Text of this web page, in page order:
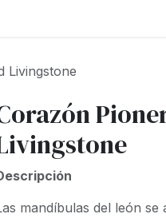
Livingstone
mandíbulas del león